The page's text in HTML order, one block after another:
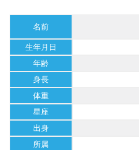
名前
生年月日
年齢
身長
体重
星座
出身
所属